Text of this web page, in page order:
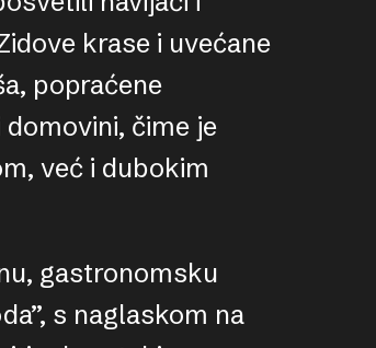
krase i uvećane
popraćene
čime je
već i dubokim
gastronomsku
s naglaskom na